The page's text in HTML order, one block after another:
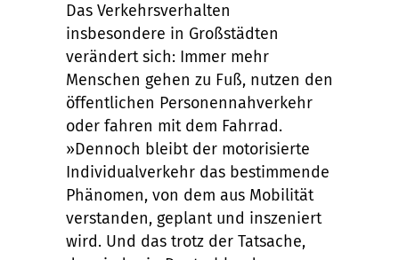
Das Verkehrsverhalten
insbesondere in Großstädten
verändert sich: Immer mehr
Menschen gehen zu Fuß, nutzen den
öffentlichen Personennahverkehr
oder fahren mit dem Fahrrad.
»Dennoch bleibt der motorisierte
Individualverkehr das bestimmende
Phänomen, von dem aus Mobilität
verstanden, geplant und inszeniert
wird. Und das trotz der Tatsache,